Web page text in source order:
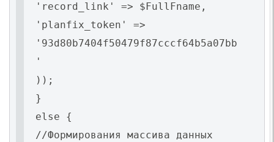
'record_link' => $FullFname,
'planfix_token' =>
'93d80b7404f50479f87cccf64b5a07bb
'
));
}
else {
//Формирования массива данных